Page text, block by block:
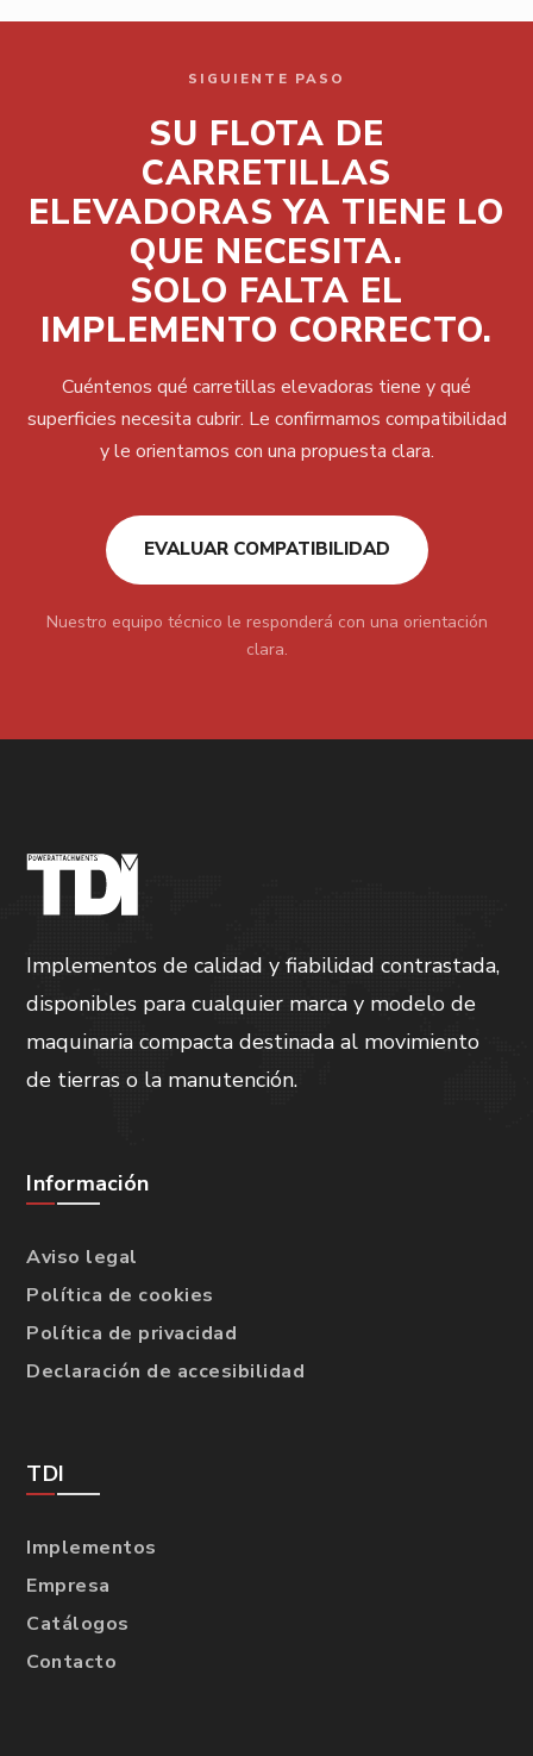
SIGUIENTE PASO
SU FLOTA DE
CARRETILLAS
ELEVADORAS YA TIENE LO
QUE NECESITA.
SOLO FALTA EL
IMPLEMENTO CORRECTO.
Cuéntenos qué carretillas elevadoras tiene y qué
superficies necesita cubrir. Le confirmamos compatibilidad
y le orientamos con una propuesta clara.
EVALUAR COMPATIBILIDAD
Nuestro equipo técnico le responderá con una orientación
clara.
Implementos de calidad y fiabilidad contrastada,
disponibles para cualquier marca y modelo de
maquinaria compacta destinada al movimiento
de tierras o la manutención.
Información
Aviso legal
Política de cookies
Política de privacidad
Declaración de accesibilidad
TDI
Implementos
Empresa
Catálogos
Contacto